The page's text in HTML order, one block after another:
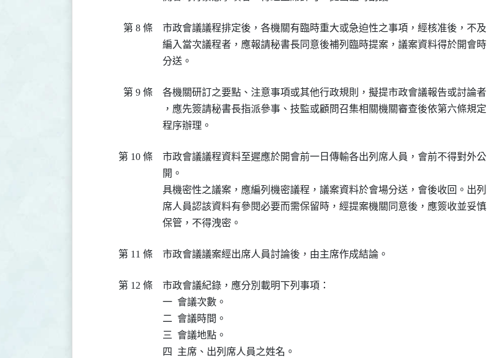
第 8 條
市政會議議程排定後，各機關有臨時重大或急迫性之事項，經核准後，不及
編入當次議程者，應報請秘書長同意後補列臨時提案，議案資料得於開會時
分送。
第 9 條
各機關研訂之要點、注意事項或其他行政規則，擬提市政會議報告或討論者
，應先簽請秘書長指派參事、技監或顧問召集相關機關審查後依第六條規定
程序辦理。
第 10 條
市政會議議程資料至遲應於開會前一日傳輸各出列席人員，會前不得對外公
開。
具機密性之議案，應編列機密議程，議案資料於會場分送，會後收回。出列
席人員認該資料有參閱必要而需保留時，經提案機關同意後，應簽收並妥慎
保管，不得洩密。
第 11 條 市政會議議案經出席人員討論後，由主席作成結論。
第 12 條
市政會議紀錄，應分別載明下列事項：
一  會議次數。
二  會議時間。
三  會議地點。
四  主席、出列席人員之姓名。